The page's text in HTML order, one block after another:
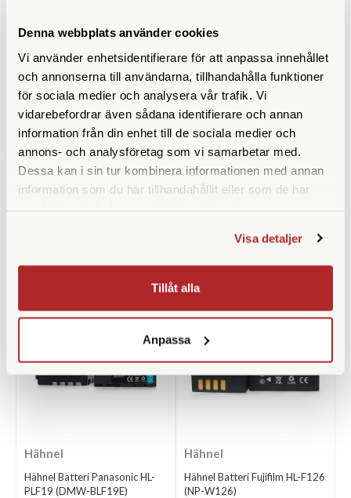
Denna webbplats använder cookies
Vi använder enhetsidentifierare för att anpassa innehållet
och annonserna till användarna, tillhandahålla funktioner
för sociala medier och analysera vår trafik. Vi
vidarebefordrar även sådana identifierare och annan
information från din enhet till de sociala medier och
annons- och analysföretag som vi samarbetar med.
Dessa kan i sin tur kombinera informationen med annan
information som du har tillhandahållit eller som de har
Visa detaljer
Tillåt alla
Anpassa
Leica
Leica Putsduk
LÄS MER
KÖP
CineStill
CineStill DF 96 Monobath
Powder (1L)
LÄS MER
KÖP
Hähnel
Hähnel Batteri Panasonic HL-
PLF19 (DMW-BLF19E)
Hähnel
Hähnel Batteri Fujifilm HL-F126
(NP-W126)